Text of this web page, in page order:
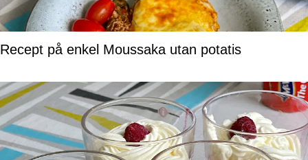
Recept på enkel Moussaka utan potatis